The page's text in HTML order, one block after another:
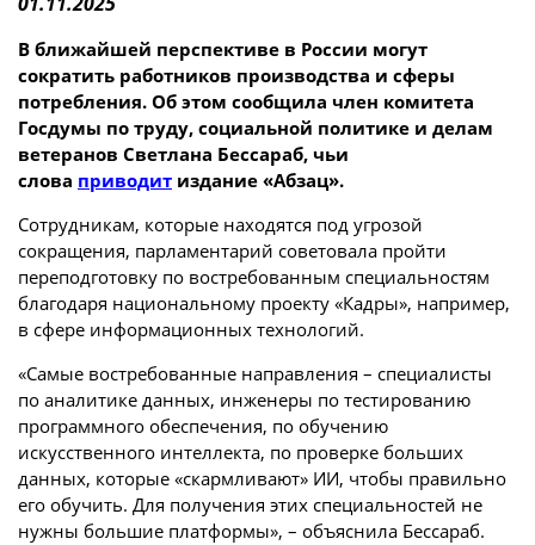
В ближайшей перспективе в России могут
сократить работников производства и сферы
потребления. Об этом сообщила член комитета
Госдумы по труду, социальной политике и делам
ветеранов Светлана Бессараб, чьи
слова приводит издание «Абзац».
Сотрудникам, которые находятся под угрозой
сокращения, парламентарий советовала пройти
переподготовку по востребованным специальностям
благодаря национальному проекту «Кадры», например,
в сфере информационных технологий.
«Самые востребованные направления – специалисты
по аналитике данных, инженеры по тестированию
программного обеспечения, по обучению
искусственного интеллекта, по проверке больших
данных, которые «скармливают» ИИ, чтобы правильно
его обучить. Для получения этих специальностей не
нужны большие платформы», – объяснила Бессараб.